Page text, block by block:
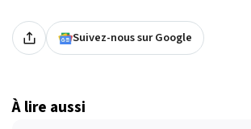
Suivez-nous sur Google
À lire aussi